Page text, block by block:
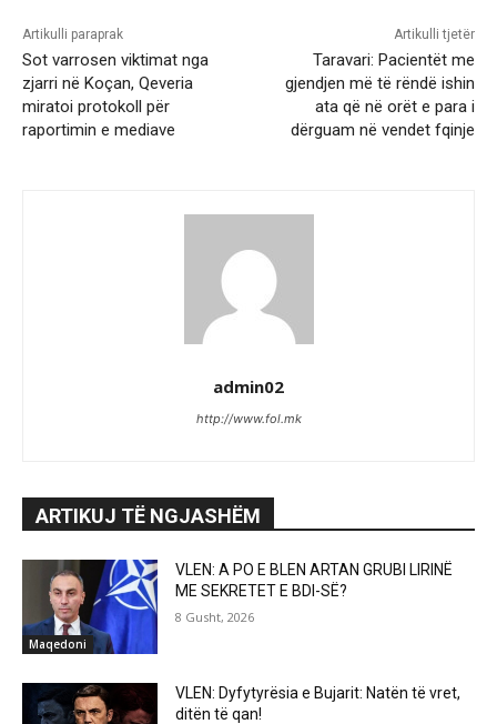
Artikulli paraprak
Sot varrosen viktimat nga
zjarri në Koçan, Qeveria
miratoi protokoll për
raportimin e mediave
Artikulli tjetër
Taravari: Pacientët me
gjendjen më të rëndë ishin
ata që në orët e para i
dërguam në vendet fqinje
admin02
http://www.fol.mk
ARTIKUJ TË NGJASHËM
Maqedoni
VLEN: A PO E BLEN ARTAN GRUBI LIRINË
ME SEKRETET E BDI-SË?
8 Gusht, 2026
VLEN: Dyfytyrësia e Bujarit: Natën të vret,
ditën të qan!